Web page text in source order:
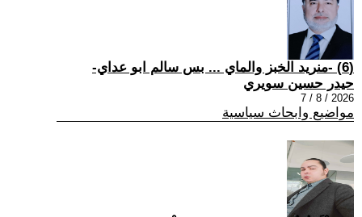
(6) -منريد الخبز والماي ... بس سالم ابو عداي-
حيدر حسين سويري
2026 / 8 / 7
مواضيع وابحاث سياسية